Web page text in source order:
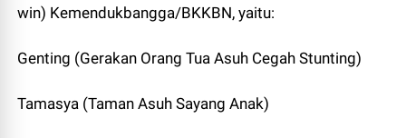
win) Kemendukbangga/BKKBN, yaitu:
Genting (Gerakan Orang Tua Asuh Cegah Stunting)
Tamasya (Taman Asuh Sayang Anak)